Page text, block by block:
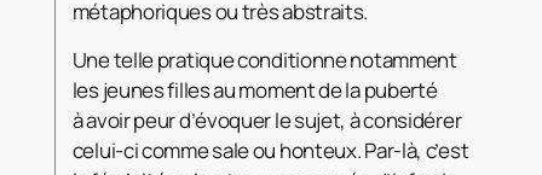
métaphoriques ou très abstraits.
Une telle pratique conditionne notamment
les jeunes filles au moment de la puberté
à avoir peur d’évoquer le sujet, à considérer
celui-ci comme sale ou honteux. Par-là, c’est